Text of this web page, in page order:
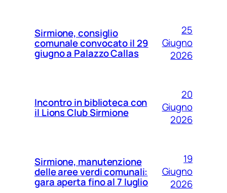
Sirmione, consiglio
comunale convocato il 29
giugno a Palazzo Callas
25
Giugno
2026
Incontro in biblioteca con
il Lions Club Sirmione
20
Giugno
2026
Sirmione, manutenzione
delle aree verdi comunali:
gara aperta fino al 7 luglio
19
Giugno
2026